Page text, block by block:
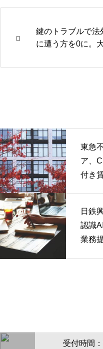
鍵のトラブルで法
に遭う方を0に。
東急
ア、
付き
日鉄
認識
業務
受付時間